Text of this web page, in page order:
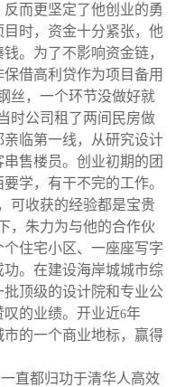
而更坚定了他创业的勇
时，资金十分紧张，他
。为了不影响资金链，
借高利贷作为项目备用
丝，一个环节没做好就
时公司租了两间民房做
临第一线，从研究设计
售楼员。创业初期的团
学，有干不完的工作。
可收获的经验都是宝贵
，朱力为与他的合作伙
住宅小区、一座座写字
。在建设海岸城城市综
顶级的设计院和专业公
的业绩。开业近6年
的一个商业地标，赢得
直都归功于清华人高效